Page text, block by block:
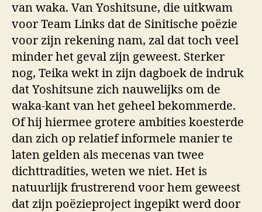
van waka. Van Yoshitsune, die uitkwam
voor Team Links dat de Sinitische poëzie
voor zijn rekening nam, zal dat toch veel
minder het geval zijn geweest. Sterker
nog, Teika wekt in zijn dagboek de indruk
dat Yoshitsune zich nauwelijks om de
waka-kant van het geheel bekommerde.
Of hij hiermee grotere ambities koesterde
dan zich op relatief informele manier te
laten gelden als mecenas van twee
dichttradities, weten we niet. Het is
natuurlijk frustrerend voor hem geweest
dat zijn poëzieproject ingepikt werd door